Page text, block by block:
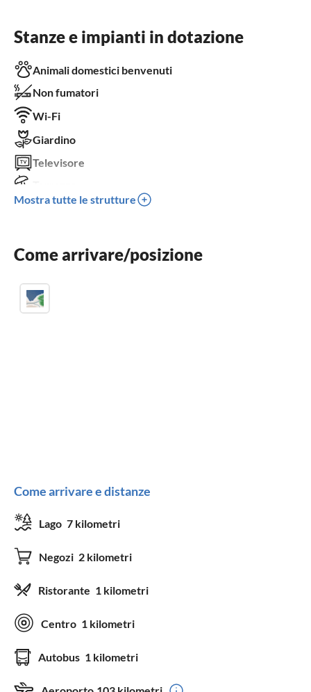
Stanze e impianti in dotazione
Animali domestici benvenuti
Non fumatori
Wi-Fi
Giardino
Televisore
Lavastoviglie
Lettino per bambini
Mostra tutte le strutture
Come arrivare/posizione
Come arrivare e distanze
Lago 7 kilometri
Negozi 2 kilometri
Ristorante 1 kilometri
Centro 1 kilometri
Autobus 1 kilometri